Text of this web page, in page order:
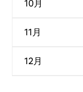
10月
11月
12月